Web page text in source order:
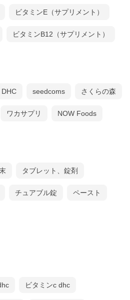
ビタミンE（サプリメント）
ビタミンB12（サプリメント）
DHC seedcoms さくらの森
ワカサプリ NOW Foods
タブレット、錠剤
チュアブル錠 ペースト
ビタミンc dhc